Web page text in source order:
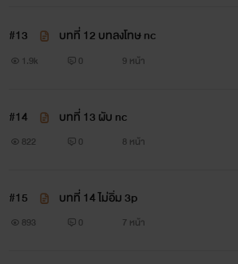
#13 บทที่ 12 บทลงโทษ nc
1.9k 0 9 หน้า
#14 บทที่ 13 ผับ nc
822 0 8 หน้า
#15 บทที่ 14 ไม่อิ่ม 3p
893 0 7 หน้า